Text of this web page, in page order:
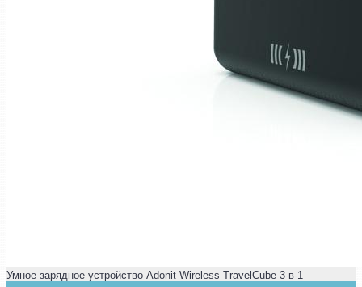
Умное зарядное устройство Adonit Wireless TravelCube 3-в-1